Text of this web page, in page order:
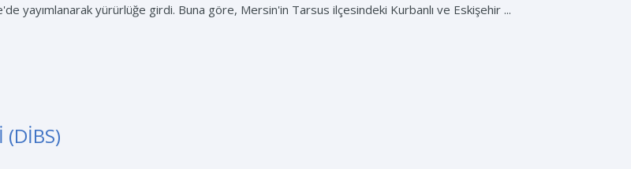
yayımlanarak yürürlüğe girdi. Buna göre, Mersin'in Tarsus ilçesindeki Kurbanlı ve Eskişehir ...
(DİBS)